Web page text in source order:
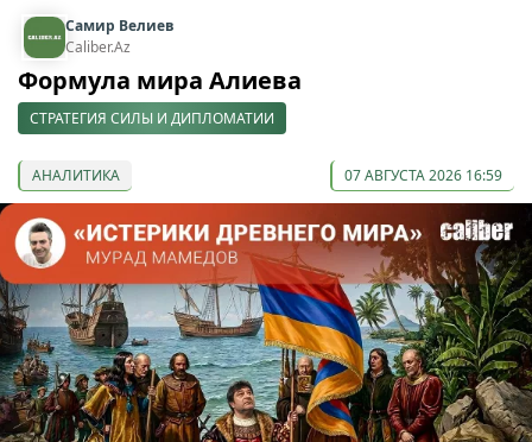
Самир Велиев
Caliber.Az
Формула мира Алиева
СТРАТЕГИЯ СИЛЫ И ДИПЛОМАТИИ
АНАЛИТИКА 07 АВГУСТА 2026 16:59